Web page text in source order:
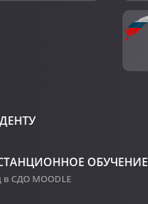
ОБУЧЕНИЕ
в СДО MOODLE